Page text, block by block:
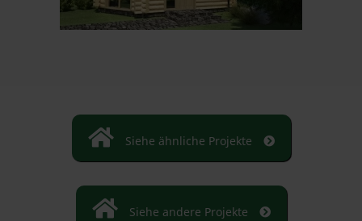
Siehe ähnliche Projekte
Siehe andere Projekte